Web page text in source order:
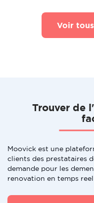
Voir
Trouver de
Moovick est une
clients des prestataires
demande pour les
renovation en temps